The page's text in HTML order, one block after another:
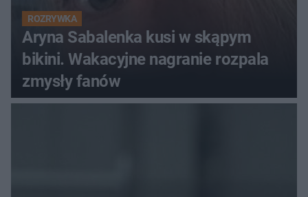
ROZRYWKA
Aryna Sabalenka kusi w skąpym
bikini. Wakacyjne nagranie rozpala
zmysły fanów